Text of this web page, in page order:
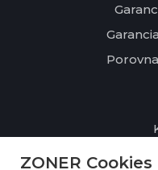
ZONER Cookies